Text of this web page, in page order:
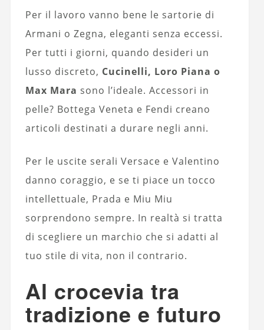
Per il lavoro vanno bene le sartorie di
Armani o Zegna, eleganti senza eccessi.
Per tutti i giorni, quando desideri un
lusso discreto, Cucinelli, Loro Piana o
Max Mara sono l’ideale. Accessori in
pelle? Bottega Veneta e Fendi creano
articoli destinati a durare negli anni.
Per le uscite serali Versace e Valentino
danno coraggio, e se ti piace un tocco
intellettuale, Prada e Miu Miu
sorprendono sempre. In realtà si tratta
di scegliere un marchio che si adatti al
tuo stile di vita, non il contrario.
Al crocevia tra
tradizione e futuro